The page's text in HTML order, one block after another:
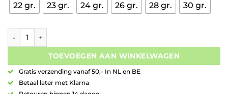
22 gr. 23 gr. 24 gr. 26 gr. 28 gr. 30 gr.
Harrows Quick Point Supergrip Tapered 90% Tungsten aantal
TOEVOEGEN AAN WINKELWAGEN
Gratis verzending vanaf 50,- In NL en BE
Betaal later met Klarna